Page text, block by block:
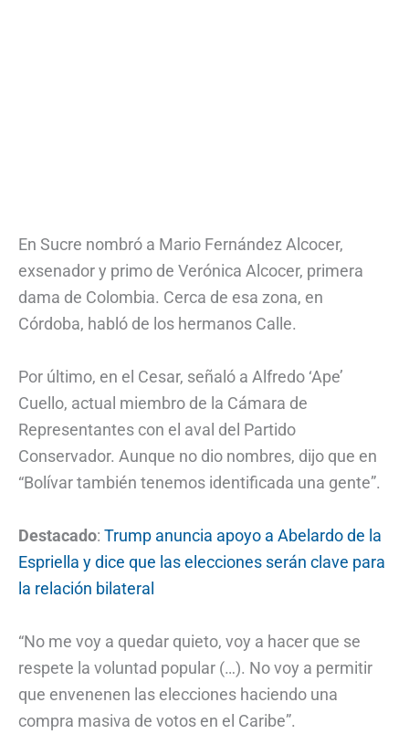
En Sucre nombró a Mario Fernández Alcocer,
exsenador y primo de Verónica Alcocer, primera
dama de Colombia. Cerca de esa zona, en
Córdoba, habló de los hermanos Calle.
Por último, en el Cesar, señaló a Alfredo ‘Ape’
Cuello, actual miembro de la Cámara de
Representantes con el aval del Partido
Conservador. Aunque no dio nombres, dijo que en
“Bolívar también tenemos identificada una gente”.
Destacado: Trump anuncia apoyo a Abelardo de la
Espriella y dice que las elecciones serán clave para
la relación bilateral
“No me voy a quedar quieto, voy a hacer que se
respete la voluntad popular (…). No voy a permitir
que envenenen las elecciones haciendo una
compra masiva de votos en el Caribe”.